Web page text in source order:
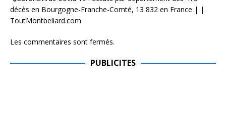
décès en Bourgogne-Franche-Comté, 13 832 en France | |
ToutMontbeliard.com
Les commentaires sont fermés.
PUBLICITES